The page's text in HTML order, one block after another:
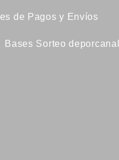
de Pagos y Envíos
Bases Sorteo